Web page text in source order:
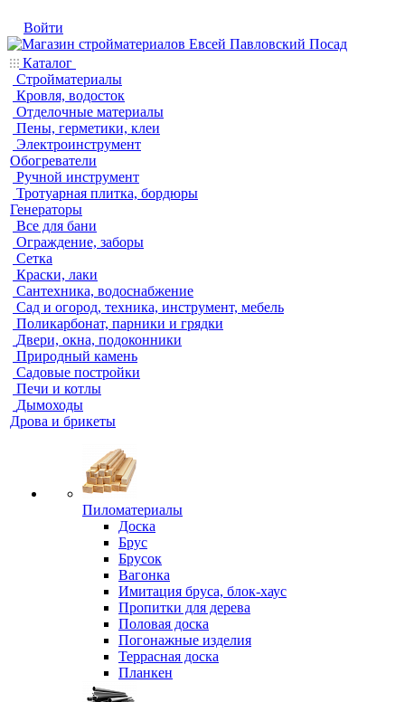
Войти
Каталог
Стройматериалы
Кровля, водосток
Отделочные материалы
Пены, герметики, клеи
Электроинструмент
Обогреватели
Ручной инструмент
Тротуарная плитка, бордюры
Генераторы
Все для бани
Ограждение, заборы
Сетка
Краски, лаки
Сантехника, водоснабжение
Сад и огород, техника, инструмент, мебель
Поликарбонат, парники и грядки
Двери, окна, подоконники
Природный камень
Садовые постройки
Печи и котлы
Дымоходы
Дрова и брикеты
Пиломатериалы
Доска
Брус
Брусок
Вагонка
Имитация бруса, блок-хаус
Пропитки для дерева
Половая доска
Погонажные изделия
Террасная доска
Планкен